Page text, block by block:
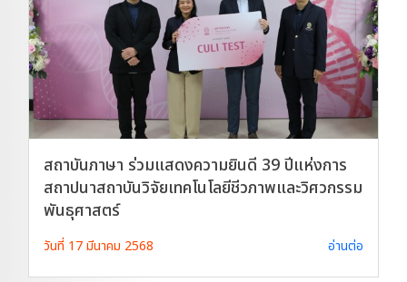
สถาบันภาษา ร่วมแสดงความยินดี 39 ปีแห่งการ
สถาปนาสถาบันวิจัยเทคโนโลยีชีวภาพและวิศวกรรม
พันธุศาสตร์
วันที่ 17 มีนาคม 2568 อ่านต่อ